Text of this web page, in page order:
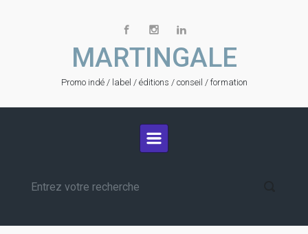
MARTINGALE
Promo indé / label / éditions / conseil / formation